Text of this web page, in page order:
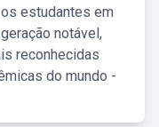
estudantes em
notável,
reconhecidas
do mundo -